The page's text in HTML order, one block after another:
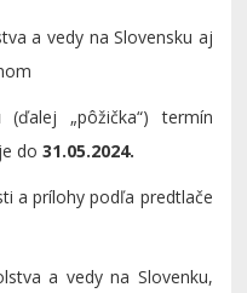
a vedy na Slovensku aj
(ďalej „pôžička“) termín
do31.05.2024.
a prílohy podľa predtlače
a vedy na Slovenku,